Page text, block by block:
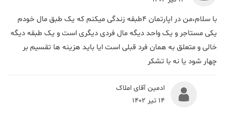
با سلام،من در اپارتمان ۴طبقه زندگی میکنم که یک طبق مال خودم
یکی مستاجر و یک واحد دیگه مال فردی دیگری است و یک طبقه دیگه
خالی و متعلق به همان فرد قبلی است ایا باید هزینه ها تقسیم بر
چهار شود یا نه با تشکر
ادمین آقای املاک
14 تیر 1402